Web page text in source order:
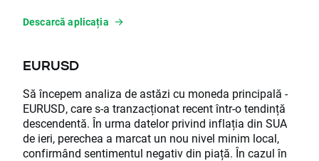
Descarcă aplicația
EURUSD
Să începem analiza de astăzi cu moneda principală -
EURUSD, care s-a tranzacționat recent într-o tendință
descendentă. În urma datelor privind inflația din SUA
de ieri, perechea a marcat un nou nivel minim local,
confirmând sentimentul negativ din piață. În cazul în